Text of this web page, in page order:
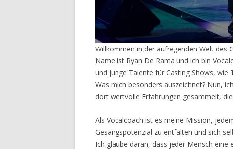
Willkommen in der aufregenden Welt des
Name ist Ryan De Rama und ich bin
und junge Talente für Casting Shows, wie
Was mich besonders auszeichnet? Nun,
dort wertvolle Erfahrungen gesammelt,
Als Vocalcoach ist es meine Mission,
Gesangspotenzial zu entfalten und sich
Ich glaube daran, dass jeder Mensch